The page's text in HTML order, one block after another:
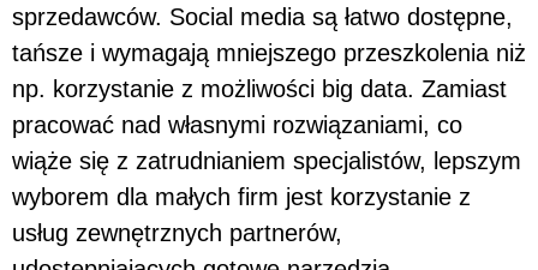
sprzedawców. Social media są łatwo dostępne,
tańsze i wymagają mniejszego przeszkolenia niż
np. korzystanie z możliwości big data. Zamiast
pracować nad własnymi rozwiązaniami, co
wiąże się z zatrudnianiem specjalistów, lepszym
wyborem dla małych firm jest korzystanie z
usług zewnętrznych partnerów,